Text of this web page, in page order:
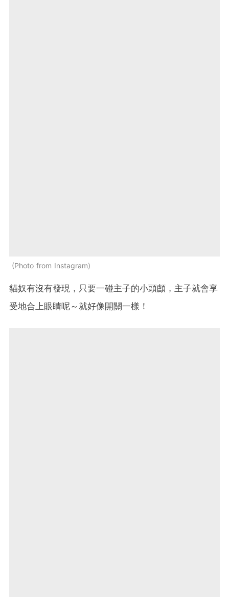
Photo from Instagram
貓奴有沒有發現，只要一碰主子的小頭顱，主子就會享
受地合上眼睛呢～就好像開關一樣！